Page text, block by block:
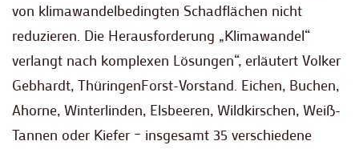
von klimawandelbedingten Schadflächen nicht
reduzieren. Die Herausforderung „Klimawandel“
verlangt nach komplexen Lösungen“, erläutert Volker
Gebhardt, ThüringenForst-Vorstand. Eichen, Buchen,
Ahorne, Winterlinden, Elsbeeren, Wildkirschen, Weiß-
Tannen oder Kiefer – insgesamt 35 verschiedene